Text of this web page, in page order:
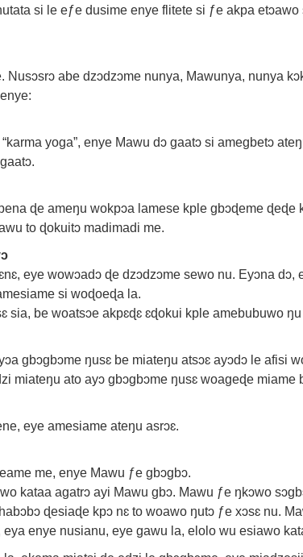
si le eƒe dusime enye flitete si ƒe akpa etɔawo
abe dzɔdzɔme nunya, Mawunya, nunya
yoga”, enye Mawu dɔ gaatɔ si amegbetɔ
ɖe ameŋu wokpɔa lamese kple gbɔɖeme ɖeɖe
to ɖokuitɔ madimadi me.
eye wowɔadɔ ɖe dzɔdzɔme sewo nu. Eyɔna dɔ,
si woɖoeɖa la.
sia, be woatsɔe akpɛɖɛ ɛɖokui kple amebubuwo
gbɔgbɔme ŋusɛ be miateŋu atsɔɛ ayɔdɔ le afisi
miateŋu ato ayɔ gbɔgbɔme ŋusɛ woageɖe miame
eye amesiame ateŋu asrɔɛ.
me, enye Mawu ƒe gbɔgbɔ.
kataa agatrɔ ayi Mawu gbɔ. Mawu ƒe ŋkɔwo
ɖesiaɖe kpɔ nɛ to woawo ŋutɔ ƒe xɔsɛ nu.
enye nusianu, eye gawu la, elolo wu esiawo